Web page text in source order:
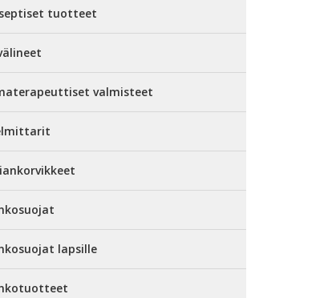
tuotteet
valmisteet
lapsille